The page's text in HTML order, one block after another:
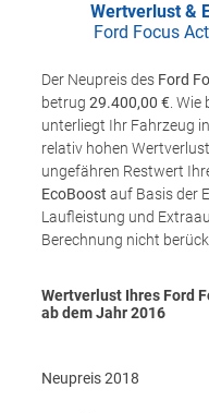
Wertverlust &
Ford Focus
Der Neupreis des Ford
betrug 29.400,00 € .
unterliegt Ihr Fahrzeug
relativ hohen
ungefähren Restwert
EcoBoost auf Basis der
Laufleistung und
Berechnung nicht
Wertverlust Ihres Ford
ab dem Jahr2016
Neupreis2018